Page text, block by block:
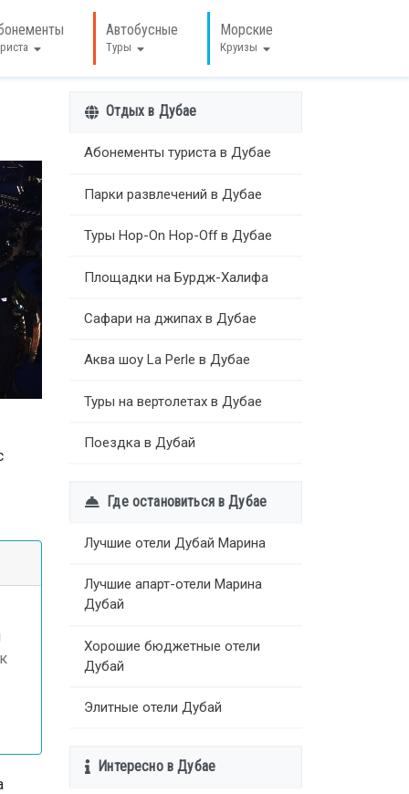
Автобусные
Туры
Морские
Круизы
Отдых в Дубае
Абонементы туриста в Дубае
Парки развлечений в Дубае
Туры Hop-On Hop-Off в Дубае
Площадки на Бурдж-Халифа
Сафари на джипах в Дубае
Аква шоу La Perle в Дубае
Туры на вертолетах в Дубае
Поездка в Дубай
Где остановиться в Дубае
Лучшие отели Дубай Марина
Лучшие апарт-отели Марина
Дубай
Хорошие бюджетные отели
Дубай
Элитные отели Дубай
Интересно в Дубае